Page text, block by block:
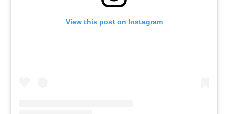
View this post on Instagram